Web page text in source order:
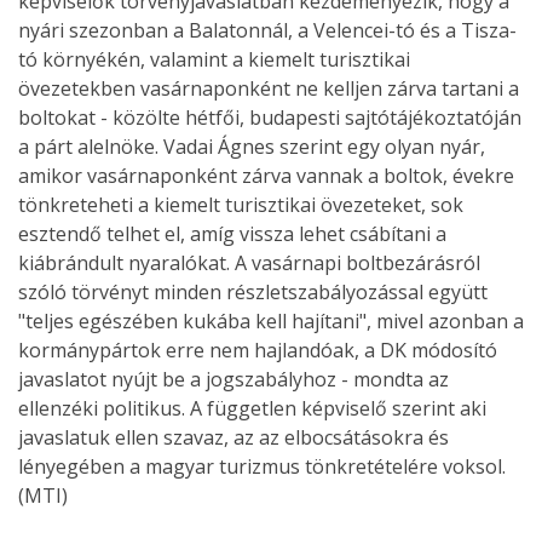
nyári szezonban a Balatonnál, a Velencei-tó és a Tisza-
tó környékén, valamint a kiemelt turisztikai
övezetekben vasárnaponként ne kelljen zárva tartani a
boltokat - közölte hétfői, budapesti sajtótájékoztatóján
a párt alelnöke. Vadai Ágnes szerint egy olyan nyár,
amikor vasárnaponként zárva vannak a boltok, évekre
tönkreteheti a kiemelt turisztikai övezeteket, sok
esztendő telhet el, amíg vissza lehet csábítani a
kiábrándult nyaralókat. A vasárnapi boltbezárásról
szóló törvényt minden részletszabályozással együtt
"teljes egészében kukába kell hajítani", mivel azonban a
kormánypártok erre nem hajlandóak, a DK módosító
javaslatot nyújt be a jogszabályhoz - mondta az
ellenzéki politikus. A független képviselő szerint aki
javaslatuk ellen szavaz, az az elbocsátásokra és
lényegében a magyar turizmus tönkretételére voksol.
(MTI)